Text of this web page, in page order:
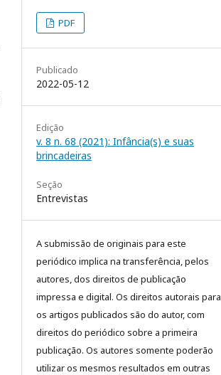
PDF
Publicado
2022-05-12
Edição
v. 8 n. 68 (2021): Infância(s) e suas
brincadeiras
Seção
Entrevistas
A submissão de originais para este
periódico implica na transferência, pelos
autores, dos direitos de publicação
impressa e digital. Os direitos autorais para
os artigos publicados são do autor, com
direitos do periódico sobre a primeira
publicação. Os autores somente poderão
utilizar os mesmos resultados em outras